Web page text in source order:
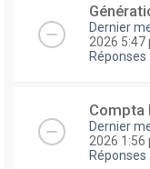
Dernier
2026 5:47
Réponses :
Compta
Dernier
2026 1:56
Réponses :